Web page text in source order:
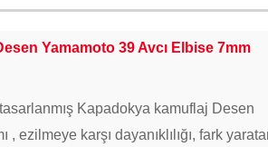
Yamamoto 39 Avcı Elbise 7mm
Kapadokya kamuflaj Desen
, ezilmeye karşı dayanıklılığı, fark